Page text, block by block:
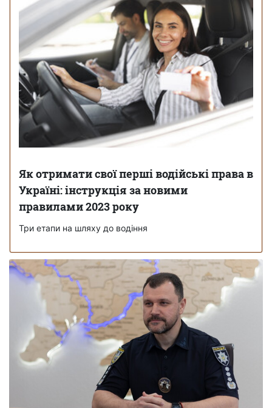
Як отримати свої перші водійські права в
Україні: інструкція за новими
правилами 2023 року
Три етапи на шляху до водіння